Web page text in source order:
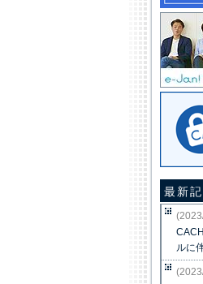
最新
ルに